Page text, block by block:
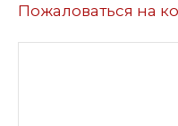
Пожаловаться на